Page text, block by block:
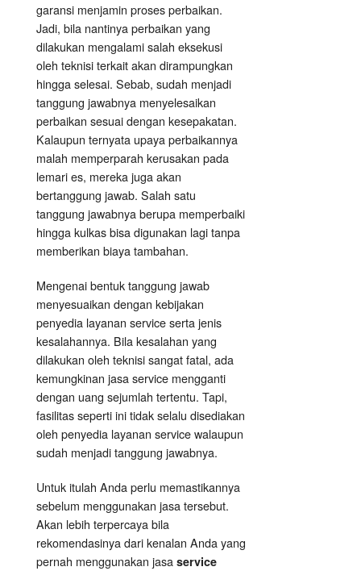
garansi menjamin proses perbaikan.
Jadi, bila nantinya perbaikan yang
dilakukan mengalami salah eksekusi
oleh teknisi terkait akan dirampungkan
hingga selesai. Sebab, sudah menjadi
tanggung jawabnya menyelesaikan
perbaikan sesuai dengan kesepakatan.
Kalaupun ternyata upaya perbaikannya
malah memperparah kerusakan pada
lemari es, mereka juga akan
bertanggung jawab. Salah satu
tanggung jawabnya berupa memperbaiki
hingga kulkas bisa digunakan lagi tanpa
memberikan biaya tambahan.
Mengenai bentuk tanggung jawab
menyesuaikan dengan kebijakan
penyedia layanan service serta jenis
kesalahannya. Bila kesalahan yang
dilakukan oleh teknisi sangat fatal, ada
kemungkinan jasa service mengganti
dengan uang sejumlah tertentu. Tapi,
fasilitas seperti ini tidak selalu disediakan
oleh penyedia layanan service walaupun
sudah menjadi tanggung jawabnya.
Untuk itulah Anda perlu memastikannya
sebelum menggunakan jasa tersebut.
Akan lebih terpercaya bila
rekomendasinya dari kenalan Anda yang
pernah menggunakan jasa service